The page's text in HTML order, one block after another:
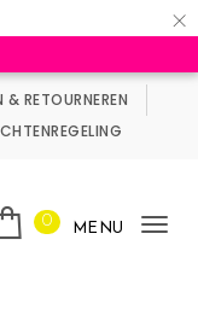
×
& RETOURNEREN
0 MENU